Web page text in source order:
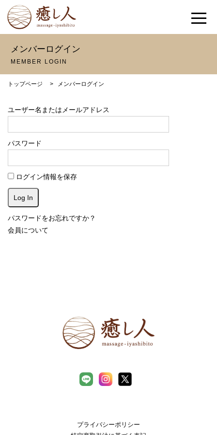
メンバーログイン
MEMBER LOGIN
トップページ > メンバーログイン
ユーザー名またはメールアドレス
パスワード
ログイン情報を保存
パスワードをお忘れですか？
会員について
プライバシーポリシー